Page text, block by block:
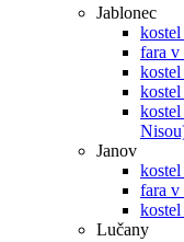
Jablonec
kostel
fara v
Janov
fara v
Lučany